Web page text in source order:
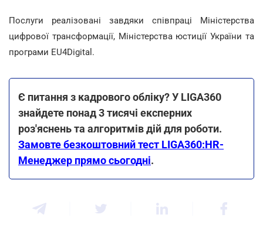
Послуги реалізовані завдяки співпраці Міністерства
цифрової трансформації, Міністерства юстиції України та
програми EU4Digital.
Є питання з кадрового обліку? У LIGA360
знайдете понад 3 тисячі експерних
роз'яснень та алгоритмів дій для роботи.
Замовте безкоштовний тест LIGA360:HR-
Менеджер прямо сьогодні.